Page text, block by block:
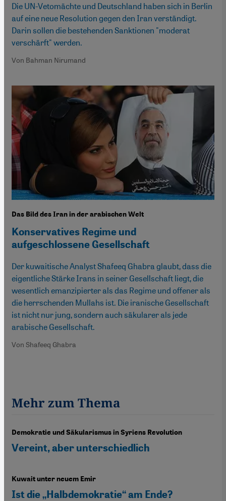
Die UN-Vetomächte und Deutschland haben sich in Berlin
auf eine neue Resolution gegen den Iran verständigt.
Darin sollen die bestehenden Sanktionen "moderat
verschärft" werden.
Von Bahman Nirumand
Das Bild des Iran in der arabischen Welt
Konservatives Regime und
aufgeschlossene Gesellschaft
Der kuwaitische Analyst Shafeeq Ghabra glaubt, dass die
eigentliche Stärke Irans in seiner Gesellschaft liegt, die
wesentlich emanzipierter als das Regime und offener als
die herrschenden Mullahs ist. Die iranische Gesellschaft
ist nicht nur jung, sondern auch säkularer als jede
arabische Gesellschaft.
Von Shafeeq Ghabra
Mehr zum Thema
Demokratie und Säkularismus in Syriens Revolution
Vereint, aber unterschiedlich
Kuwait unter neuem Emir
Ist die „Halbdemokratie“ am Ende?